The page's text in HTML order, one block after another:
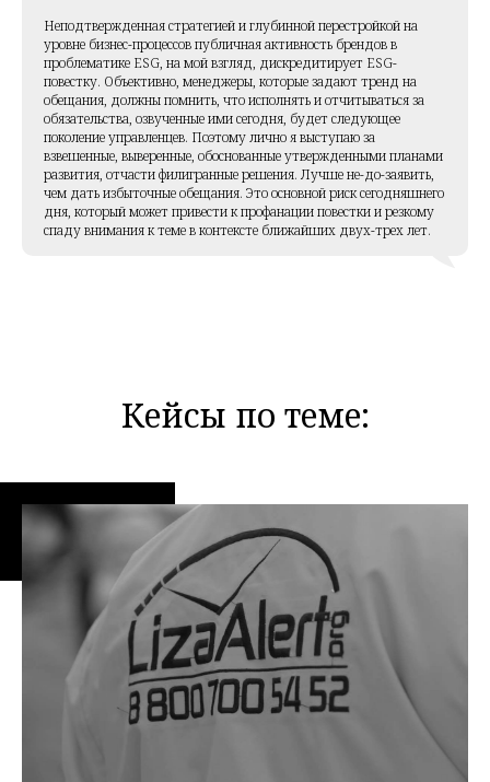
Неподтвержденная стратегией и глубинной перестройкой на
уровне бизнес-процессов публичная активность брендов в
проблематике ESG, на мой взгляд, дискредитирует ESG-
повестку. Объективно, менеджеры, которые задают тренд на
обещания, должны помнить, что исполнять и отчитываться за
обязательства, озвученные ими сегодня, будет следующее
поколение управленцев. Поэтому лично я выступаю за
взвешенные, выверенные, обоснованные утвержденными планами
развития, отчасти филигранные решения. Лучше не-до-заявить,
чем дать избыточные обещания. Это основной риск сегодняшнего
дня, который может привести к профанации повестки и резкому
спаду внимания к теме в контексте ближайших двух-трех лет.
Кейсы по теме: